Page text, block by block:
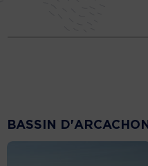
BASSIN D'ARCACHON